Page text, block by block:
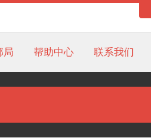
局 帮助中心 联系我们